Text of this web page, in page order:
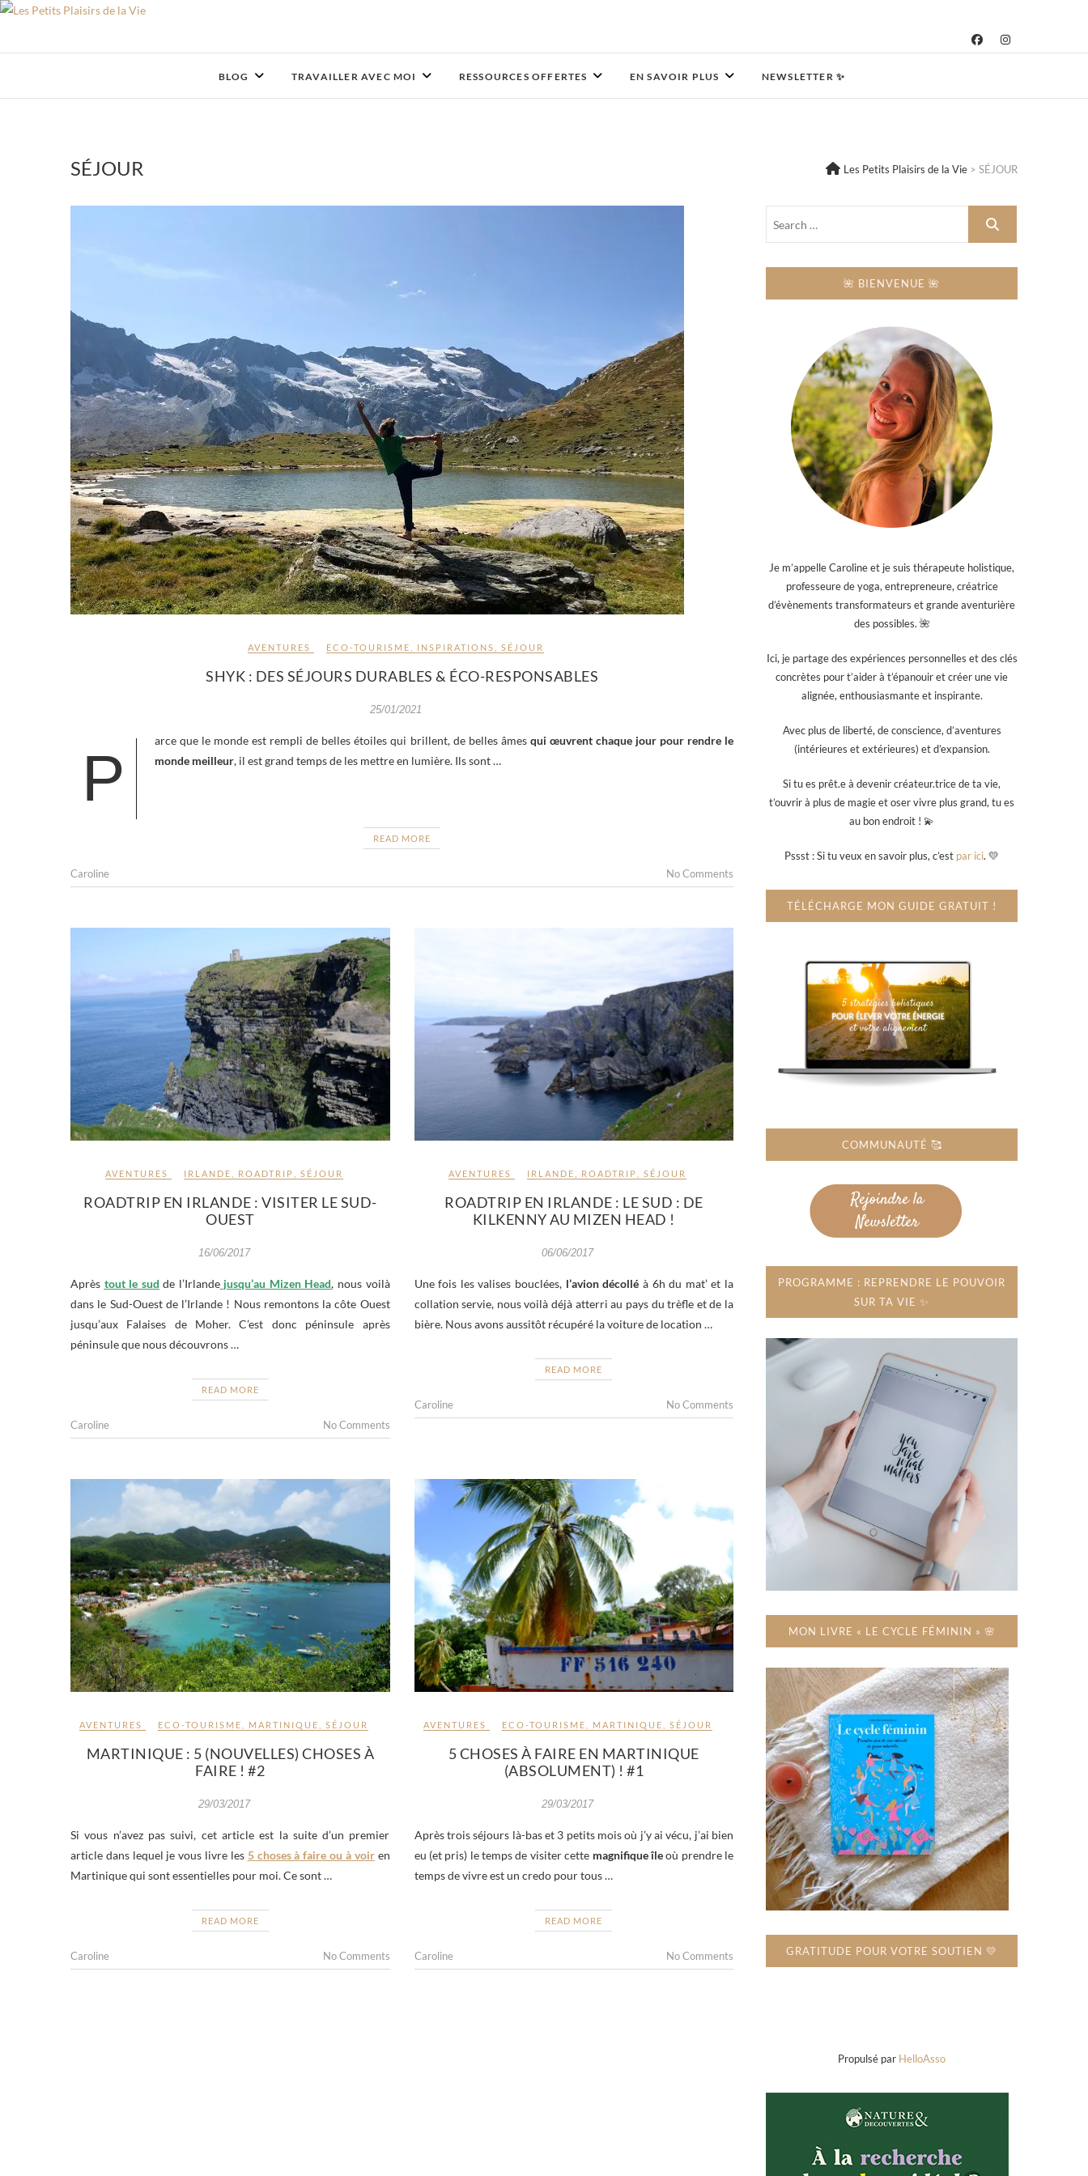
Skip
content
BLOG TRAVAILLER AVEC MOI RESSOURCES OFFERTES EN SAVOIR PLUS NEWSLETTER ✨
SÉJOUR Les Petits Plaisirs de la Vie > SÉJOUR
AVENTURES ECO-TOURISME INSPIRATIONS SÉJOUR
SHYK : DES SÉJOURS DURABLES & ÉCO-RESPONSABLES
25/01/2021
P
arce que le monde est rempli de belles étoiles qui brillent, de belles âmes qui œuvrent chaque jour pour rendre le
monde meilleur, il est grand temps de les mettre en lumière. Ils sont …
READ MORE
Caroline No Comments
AVENTURES IRLANDE ROADTRIP SÉJOUR
ROADTRIP EN IRLANDE : VISITER LE SUD-
OUEST
16/06/2017
Après tout le sud de l’Irlandejusqu’au Mizen Head, nous voilà
dans le Sud-Ouest de l’Irlande ! Nous remontons la côte Ouest
jusqu’aux Falaises de Moher. C’est donc péninsule après
péninsule que nous découvrons …
READ MORE
Caroline No Comments
AVENTURES IRLANDE ROADTRIP ,SÉJOUR
ROADTRIP EN IRLANDE : LE SUD : DE
KILKENNY AU MIZEN HEAD !
06/06/2017
Une fois les valises bouclées, l’avion décollé à 6h du mat’ et la
collation servie, nous voilà déjà atterri au pays du trèfle et de la
bière. Nous avons aussitôt récupéré la voiture de location …
READ MORE
Caroline No Comments
AVENTURES ECO-TOURISME MARTINIQUE ,SÉJOUR
MARTINIQUE : 5 (NOUVELLES) CHOSES À
FAIRE ! #2
29/03/2017
Si vous n’avez pas suivi, cet article est la suite d’un premier
article dans lequel je vous livre les 5 choses à faire ou à voiren
Martinique qui sont essentielles pour moi. Ce sont …
READ MORE
Caroline No Comments
AVENTURES ECO-TOURISME MARTINIQUE SÉJOUR
5 CHOSES À FAIRE EN MARTINIQUE
(ABSOLUMENT) ! #1
29/03/2017
Après trois séjours là-bas et 3 petits mois où j’y ai vécu, j’ai bien
eu (et pris) le temps de visiter cette magnifique îleoù prendre le
temps de vivre est un credo pour tous …
READ MORE
Caroline No Comments
🌺 BIENVENUE 🌺
Je m’appelle Caroline et je suis thérapeute holistique,
professeure de yoga, entrepreneure, créatrice
d’évènements transformateurs et grande aventurière
des possibles. 🌺
Ici, je partage des expériences personnelles et des clés
concrètes pour t’aider à t’épanouir et créer une vie
alignée, enthousiasmante et inspirante.
Avec plus de liberté, de conscience, d’aventures
(intérieures et extérieures) et d’expansion.
Si tu es prêt.e à devenir créateur.trice de ta vie,
t’ouvrir à plus de magie et oser vivre plus grand, tu es
au bon endroit ! 💫
Pssst : Si tu veux en savoir plus, c’est par ici. 💛
TÉLÉCHARGE MON GUIDE GRATUIT !
COMMUNAUTÉ 🥰
PROGRAMME : REPRENDRE LE POUVOIR
SUR TA VIE ✨
MON LIVRE « LE CYCLE FÉMININ » 🌸
GRATITUDE POUR VOTRE SOUTIEN 💛
Propulsé par HelloAsso